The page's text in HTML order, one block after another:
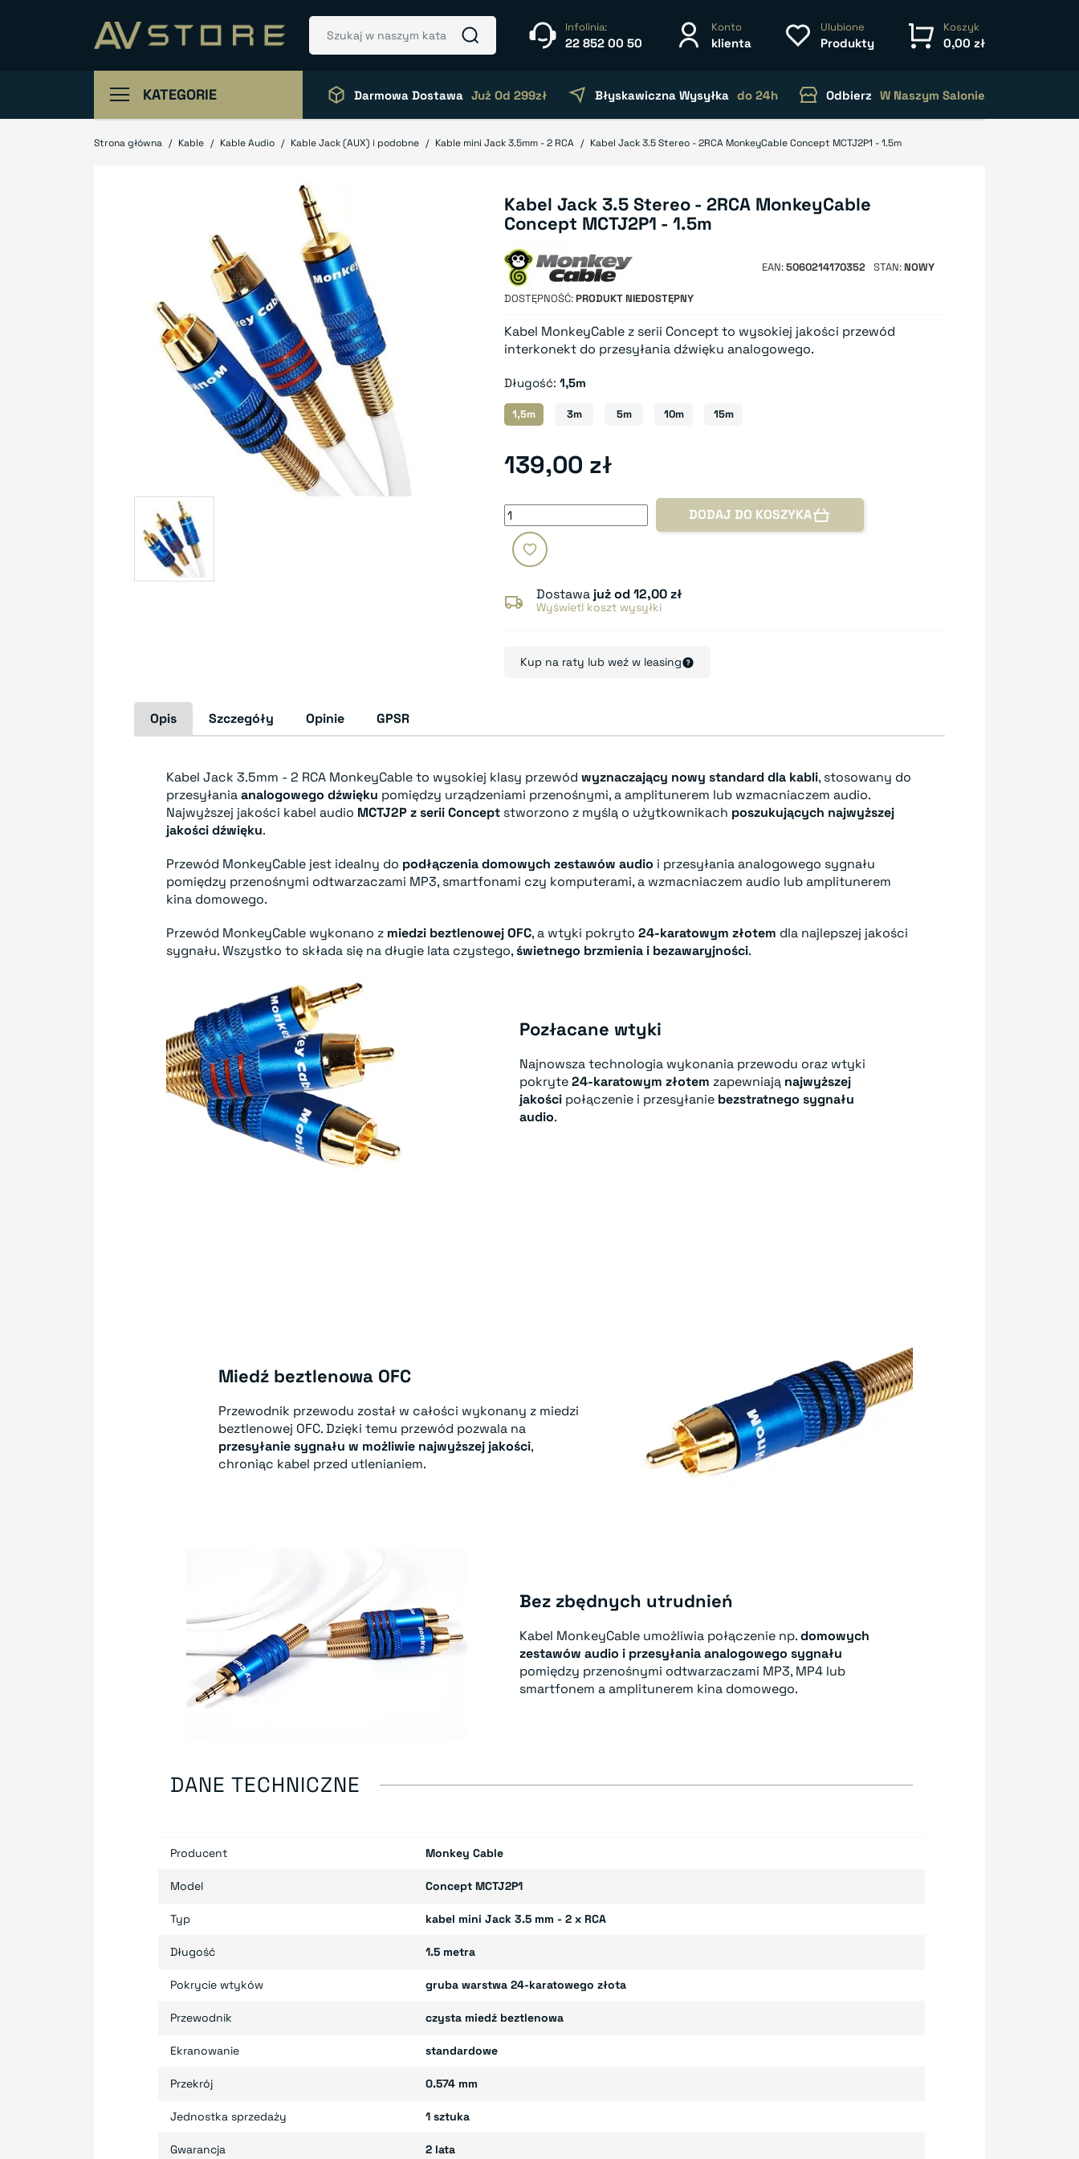
Infolinia:
22 852 00 50
Konto
klienta
Ulubione
Produkty
Koszyk
0,00 zł
KATEGORIE Darmowa Dostawa Już Od 299zł Błyskawiczna Wysyłka do 24h Odbierz W Naszym Salonie
Strona główna Kable Kable Audio Kable Jack (AUX) i podobne Kable mini Jack 3.5mm - 2 RCA Kabel Jack 3.5 Stereo - 2RCA MonkeyCable Concept MCTJ2P1 - 1.5m
Kabel Jack 3.5 Stereo - 2RCA MonkeyCable
Concept MCTJ2P1 - 1.5m
EAN 5060214170352 STAN NOWY
DOSTĘPNOŚĆ PRODUKT NIEDOSTĘPNY
Kabel MonkeyCable z serii Concept to wysokiej jakości przewód
interkonekt do przesyłania dźwięku analogowego.
Długość:1,5m
1,5m 3m 5m 10m 15m
139,00 zł
DODAJ DO KOSZYKA
Dostawa już od 12,00 zł
Wyświetl koszt wysyłki
Kup na raty lub weź w leasing
Opis Szczegóły Opinie GPSR
Kabel Jack 3.5mm - 2 RCA MonkeyCable to wysokiej klasy przewód wyznaczający nowy standard dla kabli, stosowany do
przesyłaniaanalogowego dźwięku pomiędzy urządzeniami przenośnymi, a amplitunerem lub wzmacniaczem audio.
Najwyższej jakości kabel audio MCTJ2P z serii Concept stworzono z myślą o użytkownikach poszukujących najwyższej
jakości dźwięku.
Przewód MonkeyCable jest idealny do podłączenia domowych zestawów audio i przesyłania analogowego sygnału
pomiędzy przenośnymi odtwarzaczami MP3, smartfonami czy komputerami, a wzmacniaczem audio lub amplitunerem
kina domowego.
Przewód MonkeyCable wykonano z miedzi beztlenowej OFC, a wtyki pokryto 24-karatowym złotem dla najlepszej jakości
sygnału. Wszystko to składa się na długie lata czystego,świetnego brzmienia i bezawaryjności.
Pozłacane wtyki
Najnowsza technologia wykonania przewodu oraz wtyki
pokryte24-karatowym złotem zapewniają najwyższej
jakości połączenie i przesyłanie bezstratnego sygnału
audio.
Miedź beztlenowa OFC
Przewodnik przewodu został w całości wykonany z miedzi
beztlenowej OFC. Dzięki temu przewód pozwala na
przesyłanie sygnału w możliwie najwyższej jakości,
chroniąc kabel przed utlenianiem.
Bez zbędnych utrudnień
Kabel MonkeyCable umożliwia połączenie np.domowych
zestawów audio i przesyłania analogowego sygnału
pomiędzy przenośnymi odtwarzaczami MP3, MP4 lub
smartfonem a amplitunerem kina domowego.
DANE TECHNICZNE
Producent Monkey Cable
Model Concept MCTJ2P1
Typ kabel mini Jack 3.5 mm - 2 x RCA
Długość 1.5 metra
Pokrycie wtyków gruba warstwa 24-karatowego złota
Przewodnik czysta miedź beztlenowa
Ekranowanie standardowe
Przekrój 0.574 mm
Jednostka sprzedaży 1 sztuka
Gwarancja 2 lata